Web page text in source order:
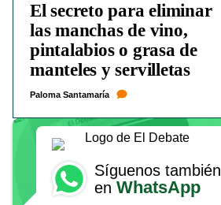
El secreto para eliminar
las manchas de vino,
pintalabios o grasa de
manteles y servilletas
Paloma Santamaría
Síguenos también
en WhatsApp